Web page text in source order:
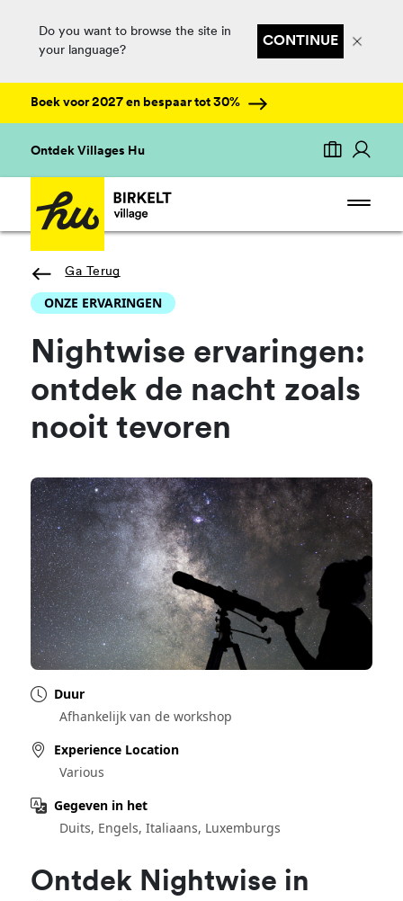
Do you want to browse the site in
your language?
CONTINUE
Boek voor 2027 en bespaar tot 30%
Ontdek Villages Hu
Ga Terug
ONZE ERVARINGEN
Nightwise ervaringen:
ontdek de nacht zoals
nooit tevoren
Duur
Afhankelijk van de workshop
Experience Location
Various
Gegeven in het
Duits, Engels, Italiaans, Luxemburgs
Ontdek Nightwise in